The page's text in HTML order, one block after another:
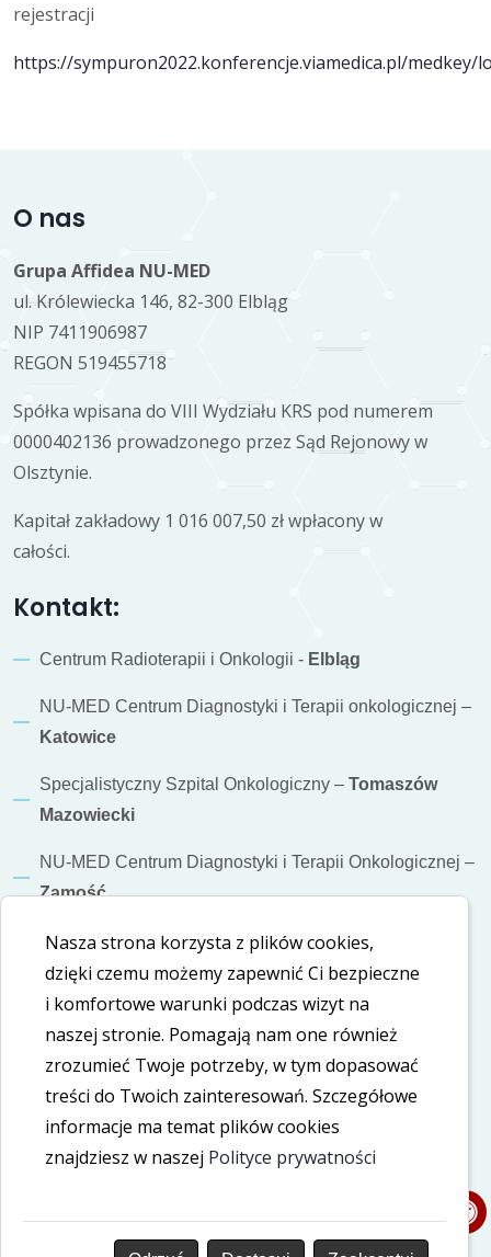
rejestracji
https://sympuron2022.konferencje.viamedica.pl/medkey/
O nas
Grupa Affidea NU-MED
ul. Królewiecka 146, 82-300 Elbląg
NIP 7411906987
REGON 519455718
Spółka wpisana do VIII Wydziału KRS pod numerem
0000402136 prowadzonego przez Sąd Rejonowy w
Olsztynie.
Kapitał zakładowy 1 016 007,50 zł wpłacony w
całości.
Kontakt:
Centrum Radioterapii i Onkologii - Elbląg
NU-MED Centrum Diagnostyki i Terapii onkologicznej –
Katowice
Specjalistyczny Szpital Onkologiczny – Tomaszów
Mazowiecki
NU-MED Centrum Diagnostyki i Terapii Onkologicznej –
Zamość
Informacje dodatkowe
Polityka cookies
Polityka prywatności
Deklaracja dostępności
Nasze social media
LinkedIn
Nasza strona korzysta z plików cookies,
dzięki czemu możemy zapewnić Ci bezpieczne
i komfortowe warunki podczas wizyt na
naszej stronie. Pomagają nam one również
zrozumieć Twoje potrzeby, w tym dopasować
treści do Twoich zainteresowań. Szczegółowe
informacje ma temat plików cookies
znajdziesz w naszej Polityce prywatności